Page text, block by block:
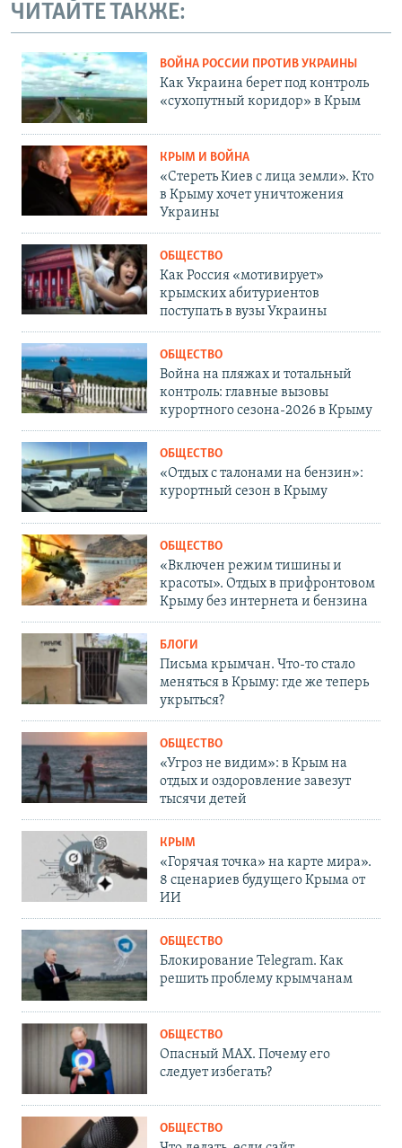
ЧИТАЙТЕ ТАКЖЕ:
ВОЙНА РОССИИ ПРОТИВ УКРАИНЫ
Как Украина берет под контроль
«сухопутный коридор» в Крым
КРЫМ И ВОЙНА
«Стереть Киев с лица земли». Кто
в Крыму хочет уничтожения
Украины
ОБЩЕСТВО
Как Россия «мотивирует»
крымских абитуриентов
поступать в вузы Украины
ОБЩЕСТВО
Война на пляжах и тотальный
контроль: главные вызовы
курортного сезона-2026 в Крыму
ОБЩЕСТВО
«Отдых с талонами на бензин»:
курортный сезон в Крыму
ОБЩЕСТВО
«Включен режим тишины и
красоты». Отдых в прифронтовом
Крыму без интернета и бензина
БЛОГИ
Письма крымчан. Что-то стало
меняться в Крыму: где же теперь
укрыться?
ОБЩЕСТВО
«Угроз не видим»: в Крым на
отдых и оздоровление завезут
тысячи детей
КРЫМ
«Горячая точка» на карте мира».
8 сценариев будущего Крыма от
ИИ
ОБЩЕСТВО
Блокирование Telegram. Как
решить проблему крымчанам
ОБЩЕСТВО
Опасный MAX. Почему его
следует избегать?
ОБЩЕСТВО